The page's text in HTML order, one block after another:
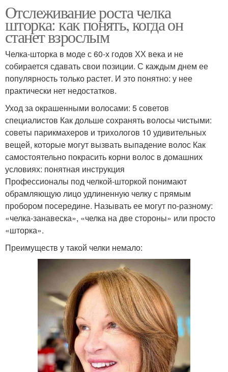
Отслеживание роста челка
шторка: как понять, когда он
станет взрослым
Челка-шторка в моде с 60-х годов ХХ века и не
собирается сдавать свои позиции. С каждым днем ее
популярность только растет. И это понятно: у нее
практически нет недостатков.
Уход за окрашенными волосами: 5 советов
специалистов Как дольше сохранять волосы чистыми:
советы парикмахеров и трихологов 10 удивительных
вещей, которые могут вызвать выпадение волос Как
самостоятельно покрасить корни волос в домашних
условиях: понятная инструкция
Профессионалы под челкой-шторкой понимают
обрамляющую лицо удлиненную челку с прямым
пробором посередине. Называть ее могут по-разному:
«челка-занавеска», «челка на две стороны» или просто
«шторка».
Преимуществ у такой челки немало: